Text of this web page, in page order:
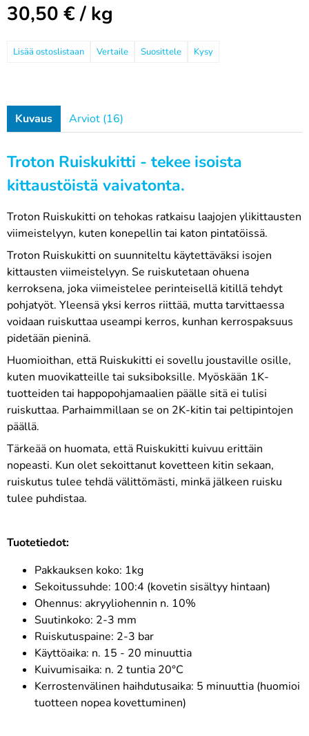
30,50 €/ kg
Vertaile Suosittele Kysy
Kuvaus Arviot (16)
Troton Ruiskukitti - tekee isoista
kittaustöistä vaivatonta.
Troton Ruiskukitti on tehokas ratkaisu laajojen ylikittausten
viimeistelyyn, kuten konepellin tai katon pintatöissä.
Troton Ruiskukitti on suunniteltu käytettäväksi isojen
kittausten viimeistelyyn. Se ruiskutetaan ohuena
kerroksena, joka viimeistelee perinteisellä kitillä tehdyt
pohjatyöt. Yleensä yksi kerros riittää, mutta tarvittaessa
voidaan ruiskuttaa useampi kerros, kunhan kerrospaksuus
pidetään pieninä.
Huomioithan, että Ruiskukitti ei sovellu joustaville osille,
kuten muovikatteille tai suksiboksille. Myöskään 1K-
tuotteiden tai happopohjamaalien päälle sitä ei tulisi
ruiskuttaa. Parhaimmillaan se on 2K-kitin tai peltipintojen
päällä.
Tärkeää on huomata, että Ruiskukitti kuivuu erittäin
nopeasti. Kun olet sekoittanut kovetteen kitin sekaan,
ruiskutus tulee tehdä välittömästi, minkä jälkeen ruisku
tulee puhdistaa.
Tuotetiedot:
Pakkauksen koko: 1kg
Sekoitussuhde: 100:4 (kovetin sisältyy hintaan)
Ohennus: akryyliohennin n. 10%
Suutinkoko: 2-3 mm
Ruiskutuspaine: 2-3 bar
Käyttöaika: n. 15 - 20 minuuttia
Kuivumisaika: n. 2 tuntia 20°C
Kerrostenvälinen haihdutusaika: 5 minuuttia (huomioi
tuotteen nopea kovettuminen)